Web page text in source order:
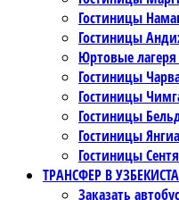
Гостиницы
Гостиницы
Юртовые лагеря
Гостиницы
Гостиницы
Гостиницы
Гостиницы
Гостиницы
ТРАНСФЕР В
Заказать